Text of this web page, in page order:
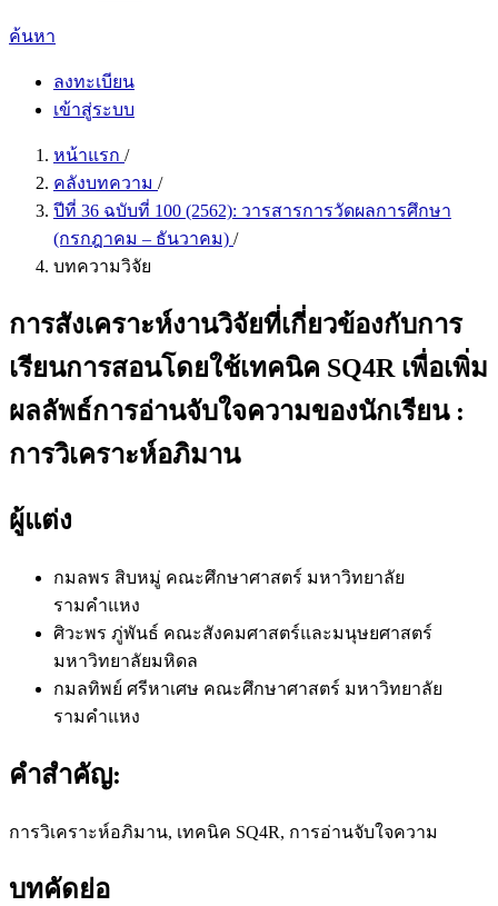
ค้นหา
ลงทะเบียน
เข้าสู่ระบบ
หน้าแรก /
คลังบทความ /
ปีที่ 36 ฉบับที่ 100 (2562): วารสารการวัดผลการศึกษา
(กรกฎาคม – ธันวาคม) /
บทความวิจัย
การสังเคราะห์งานวิจัยที่เกี่ยวข้องกับการ
เรียนการสอนโดยใช้เทคนิค SQ4R เพื่อเพิ่ม
ผลลัพธ์การอ่านจับใจความของนักเรียน :
การวิเคราะห์อภิมาน
ผู้แต่ง
กมลพร สิบหมู่ คณะศึกษาศาสตร์ มหาวิทยาลัย
รามคำแหง
ศิวะพร ภู่พันธ์ คณะสังคมศาสตร์และมนุษยศาสตร์
มหาวิทยาลัยมหิดล
กมลทิพย์ ศรีหาเศษ คณะศึกษาศาสตร์ มหาวิทยาลัย
รามคำแหง
คำสำคัญ:
การวิเคราะห์อภิมาน, เทคนิค SQ4R, การอ่านจับใจความ
บทคัดย่อ